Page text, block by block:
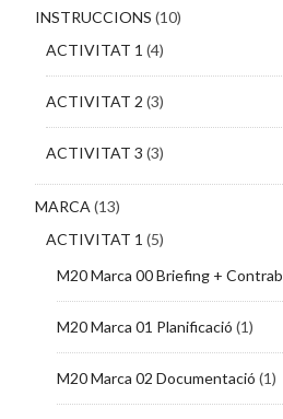
INSTRUCCIONS (10)
ACTIVITAT 1 (4)
ACTIVITAT 2 (3)
ACTIVITAT 3 (3)
MARCA (13)
ACTIVITAT 1 (5)
M20 Marca 00 Briefing +
M20 Marca 01 Planificació (1)
M20 Marca 02 Documentació (1)